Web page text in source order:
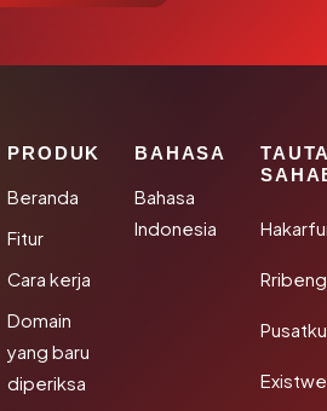
PRODUK
Beranda
Fitur
Cara kerja
Domain
yang baru
diperiksa
BAHASA
Bahasa
Indonesia